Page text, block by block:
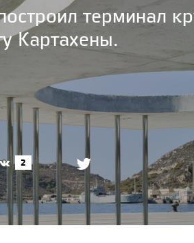
терминал
Картахены.
2